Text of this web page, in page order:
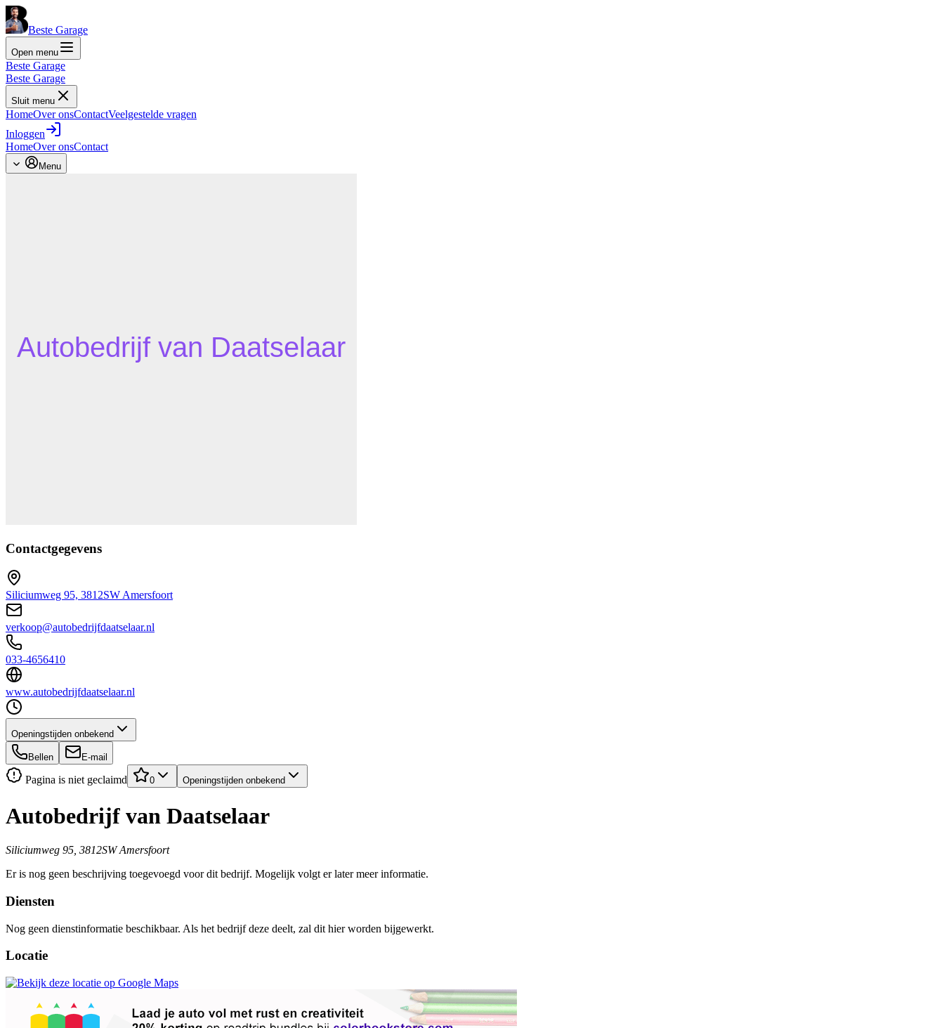
Beste Garage
Open menu
Beste Garage
Beste Garage
Sluit menu
HomeOver onsContactVeelgestelde vragen
Inloggen
HomeOver onsContact
Menu
Contactgegevens
Siliciumweg 95, 3812SW Amersfoort
verkoop@autobedrijfdaatselaar.nl
033-4656410
www.autobedrijfdaatselaar.nl
Openingstijden onbekend
Bellen E-mail
Pagina is niet geclaimd 0 Openingstijden onbekend
Autobedrijf van Daatselaar
Siliciumweg 95, 3812SW Amersfoort
Er is nog geen beschrijving toegevoegd voor dit bedrijf. Mogelijk volgt er later meer informatie.
Diensten
Nog geen dienstinformatie beschikbaar. Als het bedrijf deze deelt, zal dit hier worden bijgewerkt.
Locatie